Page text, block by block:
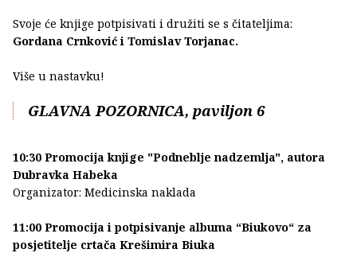
Svoje će knjige potpisivati i družiti se s čitateljima:
Gordana Crnković i Tomislav Torjanac.
Više u nastavku!
GLAVNA POZORNICA, paviljon 6
10:30 Promocija knjige "Podneblje nadzemlja", autora
Dubravka Habeka
Organizator: Medicinska naklada
11:00 Promocija i potpisivanje albuma “Biukovo“ za
posjetitelje crtača Krešimira Biuka